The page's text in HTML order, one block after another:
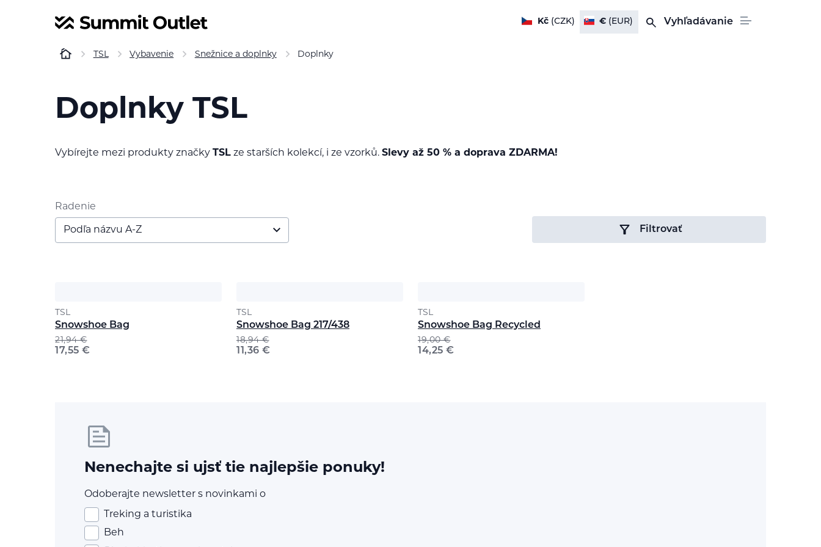
Kč(CZK) € (EUR) Vyhľadávanie
TSL Vybavenie Snežnice a doplnky Doplnky
Doplnky TSL
Vybírejte mezi produkty značky TSL ze starších kolekcí, i ze vzorků. Slevy až 50 % a doprava ZDARMA!
Radenie
Podľa názvu A-Z Filtrovať
TSL
Snowshoe Bag
21,94€
17,55 €
TSL
Snowshoe Bag 217/438
18,94€
11,36 €
TSL
Snowshoe Bag Recycled
19,00€
14,25 €
Nenechajte si ujsť tie najlepšie ponuky!
Odoberajte newsletter s novinkami o
Treking a turistika
Beh